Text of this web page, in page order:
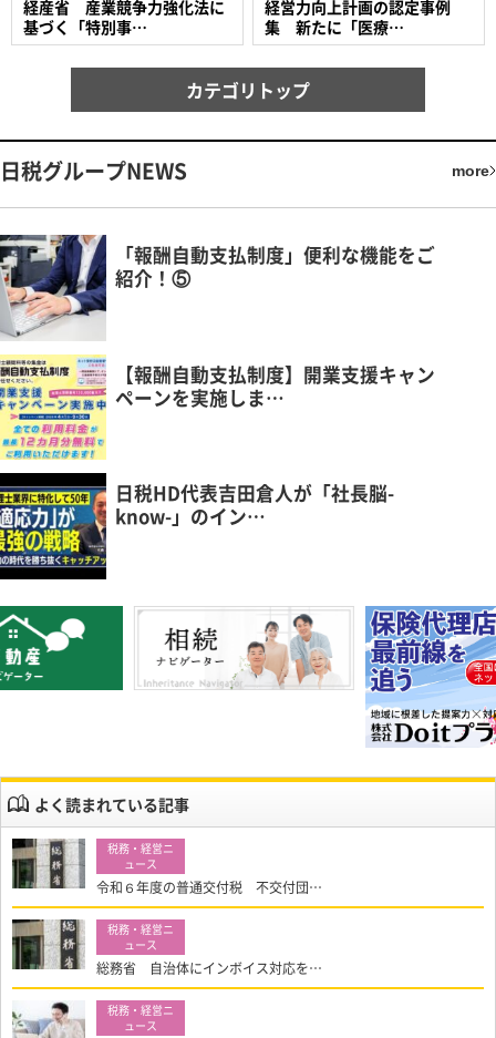
経営力向上計画の認定事例
集 新たに「医療…
経産省 産業競争力強化法に
基づく「特別事…
カテゴリトップ
日税グループNEWS more
「報酬自動支払制度」便利な機能をご
紹介！⑤
【報酬自動支払制度】開業支援キャン
ペーンを実施しま…
日税HD代表吉田倉人が「社長脳-
know-」のイン…
よく読まれている記事
令和６年度の普通交付税 不交付団…
総務省 自治体にインボイス対応を…